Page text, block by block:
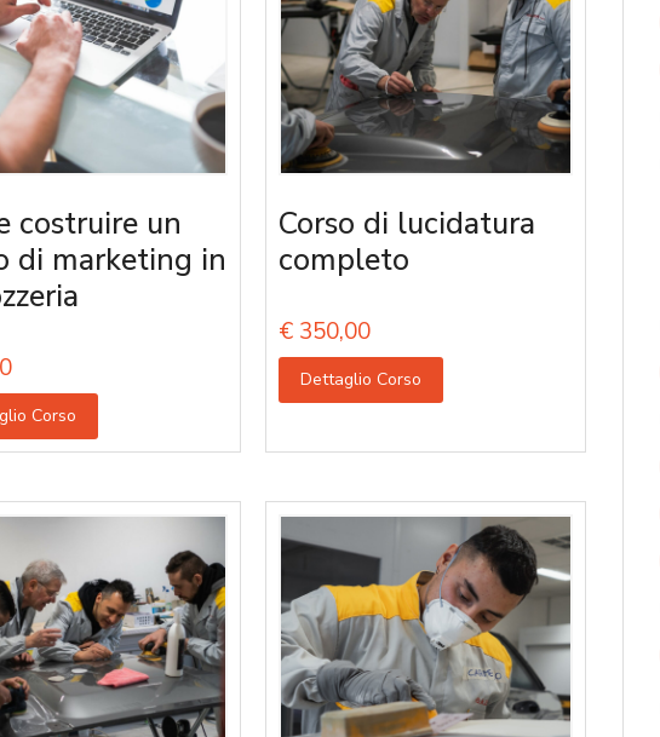
costruire un
di marketing in
Corso
Corso di lucidatura
completo
€ 350,00
Dettaglio Corso